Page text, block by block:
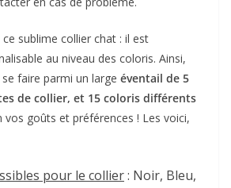
sublime collier chat : il est
au niveau des coloris. Ainsi,
faire parmi un large éventail de 5
de collier, et 15 coloris différents
vos goûts et préférences ! Les voici,
pour le collier: Noir, Bleu,